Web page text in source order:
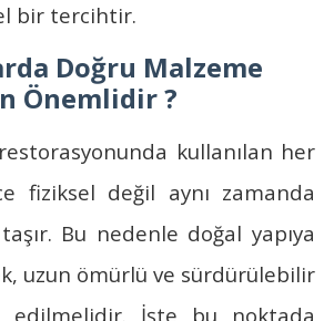
bir tercihtir.
Doğru Malzeme
Önemlidir ?
kullanılan her
fiziksel değil aynı zamanda
Bu nedenle doğal yapıya
uzun ömürlü ve sürdürülebilir
edilmelidir. İşte bu noktada